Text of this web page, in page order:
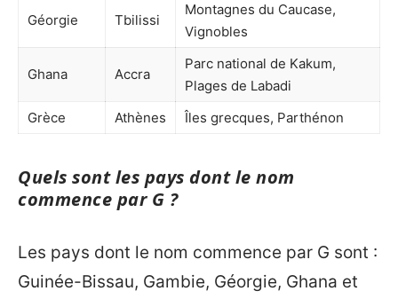
Géorgie Tbilissi
Montagnes du Caucase,
Vignobles
Ghana Accra
Parc national de Kakum,
Plages de Labadi
Grèce
Athènes Îles grecques, Parthénon
Quels sont les pays dont le nom
commence par G ?
Les pays dont le nom commence par G sont :
Guinée-Bissau, Gambie, Géorgie, Ghana et